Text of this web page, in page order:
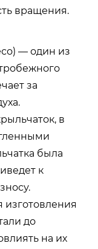
вращения.
— один из
за
в
была
к
до
на их